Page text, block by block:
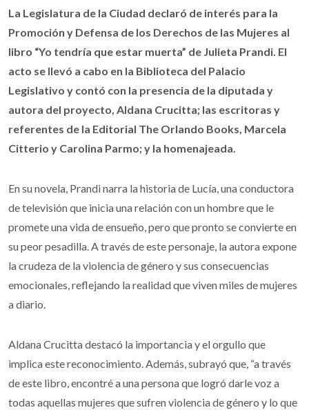
La Legislatura de la Ciudad declaró de interés para la
Promoción y Defensa de los Derechos de las Mujeres al
libro “Yo tendría que estar muerta” de Julieta Prandi. El
acto se llevó a cabo en la Biblioteca del Palacio
Legislativo y contó con la presencia de la diputada y
autora del proyecto, Aldana Crucitta; las escritoras y
referentes de la Editorial The Orlando Books, Marcela
Citterio y Carolina Parmo; y la homenajeada.
En su novela, Prandi narra la historia de Lucía, una conductora
de televisión que inicia una relación con un hombre que le
promete una vida de ensueño, pero que pronto se convierte en
su peor pesadilla. A través de este personaje, la autora expone
la crudeza de la violencia de género y sus consecuencias
emocionales, reflejando la realidad que viven miles de mujeres
a diario.
Aldana Crucitta destacó la importancia y el orgullo que
implica este reconocimiento. Además, subrayó que, “a través
de este libro, encontré a una persona que logró darle voz a
todas aquellas mujeres que sufren violencia de género y lo que